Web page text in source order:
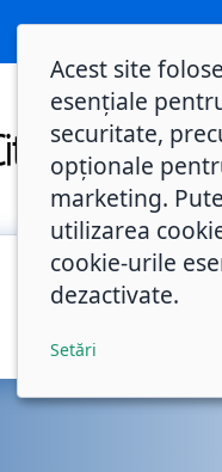
INTEGRITATE
Acest site
esențiale
securitate,
opționale
marketing.
utilizarea
cookie-urile
dezactivate.
Setări